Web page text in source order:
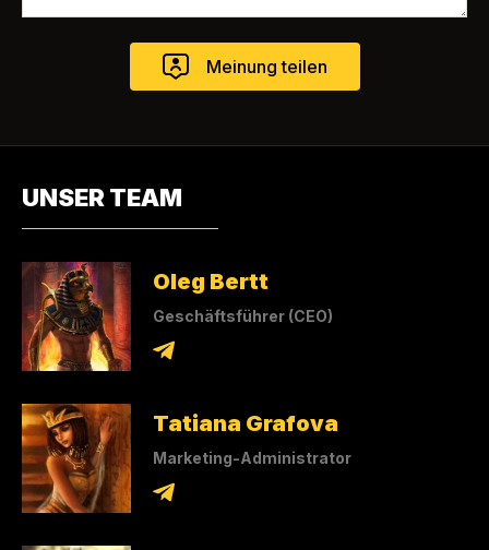
UNSER TEAM
Oleg Bertt
Geschäftsführer (CEO)
Tatiana Grafova
Marketing-Administrator